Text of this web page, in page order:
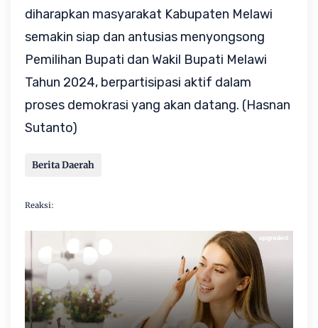
diharapkan masyarakat Kabupaten Melawi
semakin siap dan antusias menyongsong
Pemilihan Bupati dan Wakil Bupati Melawi
Tahun 2024, berpartisipasi aktif dalam
proses demokrasi yang akan datang. (Hasnan
Sutanto)
Berita Daerah
Reaksi: